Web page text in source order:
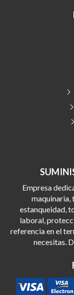
Empresa
maquinaria,
estanqueidad,
laboral,
referencia en el
necesitas.